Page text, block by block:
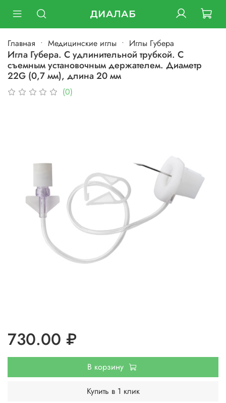
ДИАЛАБ
Главная Медицинские иглы Иглы Губера
Игла Губера. С удлинительной трубкой. С
съемным установочным держателем. Диаметр
22G (0,7 мм), длина 20 мм
(0)
730.00 ₽
В корзину
Купить в 1 клик